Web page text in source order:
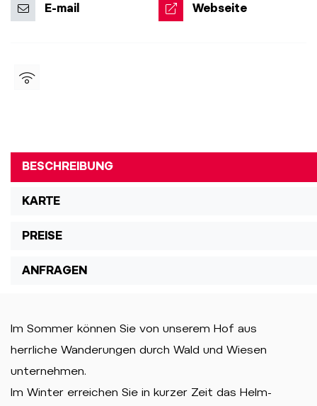
E-mail Webseite
BESCHREIBUNG
KARTE
PREISE
ANFRAGEN
Im Sommer können Sie von unserem Hof aus
herrliche Wanderungen durch Wald und Wiesen
unternehmen.
Im Winter erreichen Sie in kurzer Zeit das Helm-